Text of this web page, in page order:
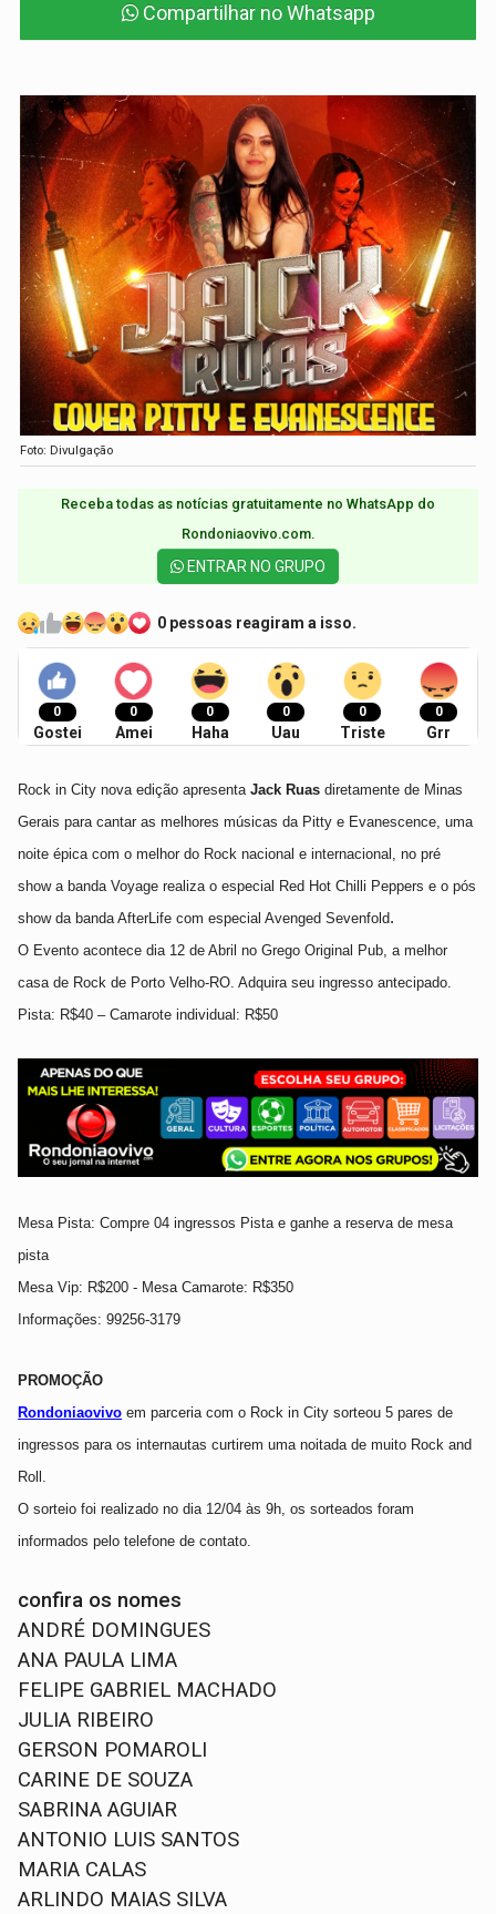
Compartilhar no Whatsapp
Foto: Divulgação
Receba todas as notícias gratuitamente no WhatsApp do
Rondoniaovivo.com.​
ENTRAR NO GRUPO
0 pessoas reagiram a isso.
0
Gostei
0
Amei
0
Haha
0
Uau
0
Triste
0
Grr
Rock in Citynova ediçãoapresentaJack Ruas diretamente de Minas
Gerais para cantar as melhores músicas da Pitty e Evanescence, uma
noite épica com o melhor do Rock nacional e internacional, no pré
show a bandaVoyage realiza o especial Red Hot Chilli Peppers eo pós
show da banda AfterLife com especial Avenged Sevenfold.
O Evento acontece dia 12 de Abril no Grego Original Pub, a melhor
casa de Rock de Porto Velho-RO. Adquira seu ingresso antecipado.
Pista: R$40 – Camaroteindividual : R$50
Mesa Pista: Compre 04 ingressos Pista e ganhe a reserva de mesa
pista
Mesa Vip: R$200 - Mesa Camarote: R$350
Informações: 99256-3179
PROMOÇÃO
Rondoniaovivo em parceria com o Rock in City sorteou 5 pares de
ingressos para os internautas curtirem uma noitada de muito Rock and
Roll.
O sorteio foi realizado no dia 12/04 às 9h, os sorteados foram
informados pelo telefone de contato.
confira os nomes
ANDRÉ DOMINGUES
ANA PAULA LIMA
FELIPE GABRIEL MACHADO
JULIA RIBEIRO
GERSON POMAROLI
CARINE DE SOUZA
SABRINA AGUIAR
ANTONIO LUIS SANTOS
MARIA CALAS
ARLINDO MAIAS SILVA